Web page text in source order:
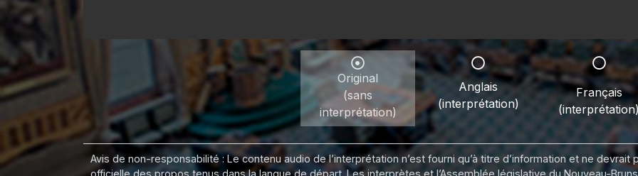
Original
(sans
interprétation)
Anglais
(interprétation)
Français
Avis de non-responsabilité : Le contenu audio de l’interprétation n’est fourni qu’à titre d’information et ne